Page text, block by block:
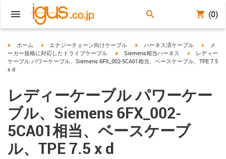
(0)
igus-icon-arrow-right
ホーム igus-icon-arrow-right
エナジーチェーン向けケーブル igus-icon-arrow-right
ハーネス済ケーブル igus-
メ
ーカー規格に対応したドライブケーブル
igus-icon-arrow-right
Siemens相当ハーネス igus-icon-
レディー
ケーブル パワーケーブル、Siemens 6FX_002-5CA01相当、ベースケーブル、TPE 7.5
x d
レディーケーブル パワーケー
ブル、Siemens 6FX_002-
5CA01相当、ベースケーブ
ル、TPE 7.5 x d